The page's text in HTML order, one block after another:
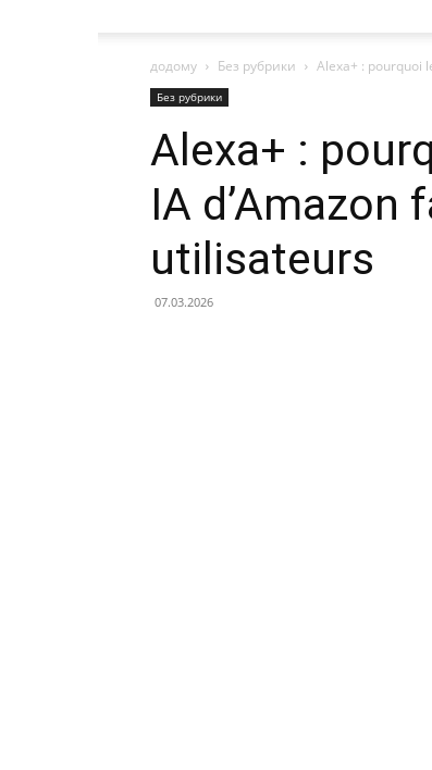
додому Без рубрики Alexa+ : pourquoi
Без рубрики
Alexa+ :
IA d’Amazon
utilisateurs
07.03.2026